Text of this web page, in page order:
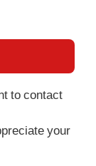
to contact
your